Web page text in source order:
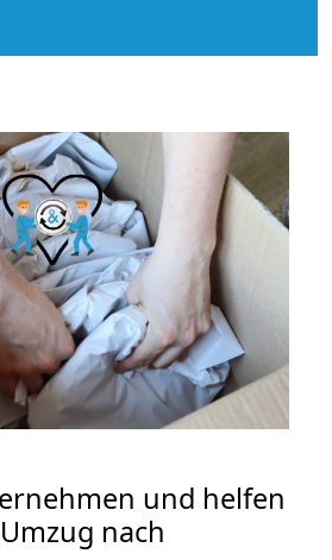
und helfen
nach